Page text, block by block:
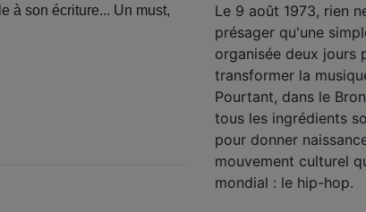
à son écriture... Un must,
Le 9 août 1973, rien
présager qu'une
organisée deux jours
transformer la
Pourtant, dans le
tous les ingrédients
pour donner
mouvement culturel
mondial : le hip-hop.